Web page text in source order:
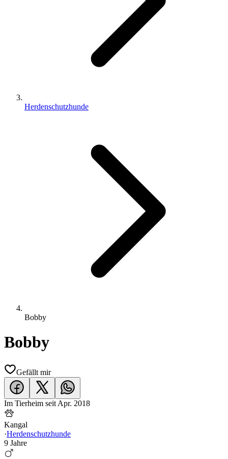
Herdenschutzhunde
Bobby
Bobby
Gefällt mir
Im Tierheim seit Apr. 2018
Kangal
·Herdenschutzhunde
9 Jahre